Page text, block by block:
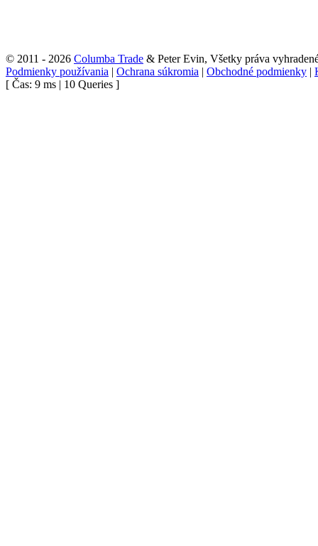
© 2011 - 2026 Columba Trade & Peter Evin, Všetky práva
Podmienky používania | Ochrana súkromia | Obchodné podmienky |
[ Čas: 9 ms | 10 Queries ]